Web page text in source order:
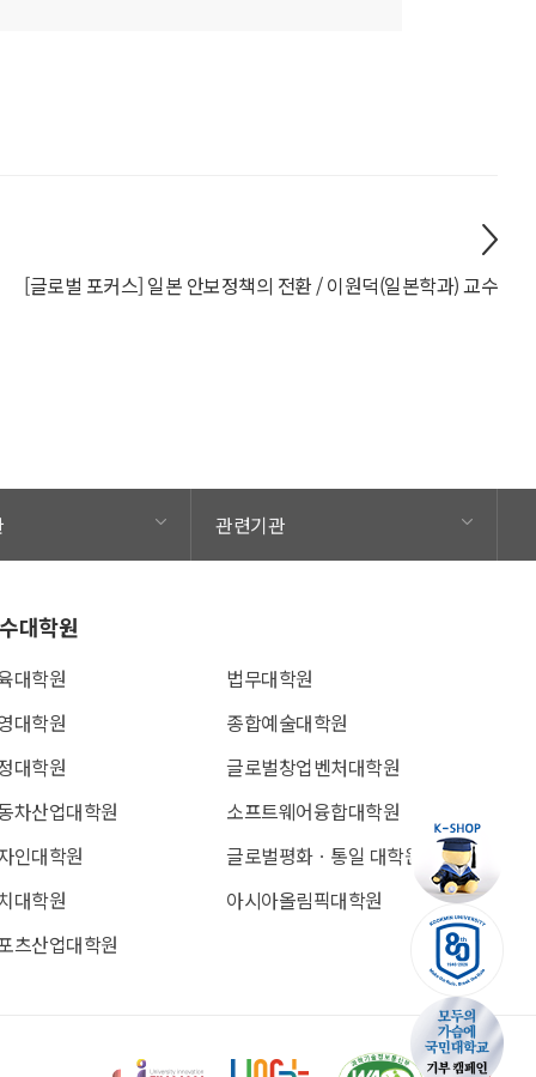
[글로벌 포커스] 일본 안보정책의 전환 / 이원덕(일본학과) 교수
관련기관
대학원
대학원
대학원
대학원
차산업대학원
인대학원
대학원
츠산업대학원
법무대학원
종합예술대학원
글로벌창업벤처대학원
소프트웨어융합대학원
글로벌평화ㆍ통일 대학원
아시아올림픽대학원